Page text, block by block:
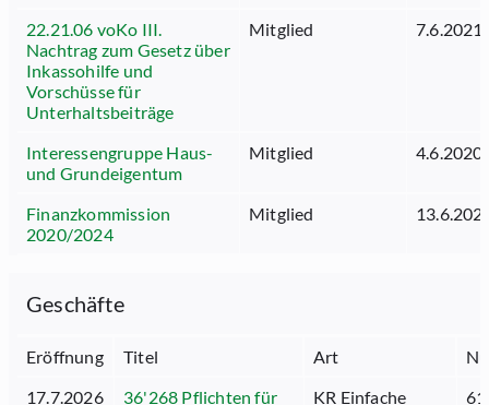
22.21.06 voKo III.
Nachtrag zum Gesetz über
Inkassohilfe und
Vorschüsse für
Unterhaltsbeiträge
Mitglied 7.6.2021
Interessengruppe Haus-
und Grundeigentum
Mitglied 4.6.2020
Finanzkommission
2020/2024
Mitglied
Geschäfte
Eröffnung Titel Art
17.7.2026
36'268 Pflichten für
KR Einfache